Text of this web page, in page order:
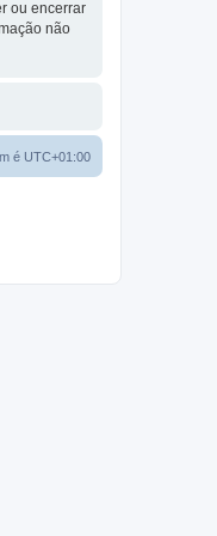
ou encerrar
não
é UTC+01:00